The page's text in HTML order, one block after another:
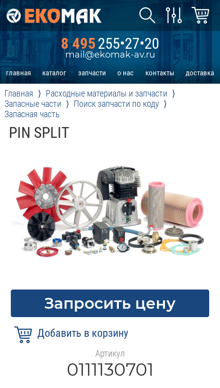
8 495255•27•20
mail@ekomak-av.ru
главная каталог запчасти о нас контакты доставка
Главная
Расходные материалы и запчасти
Запасные части
Поиск запчасти по коду
Запасная часть
PIN SPLIT
Запросить цену
Артикул
0111130701